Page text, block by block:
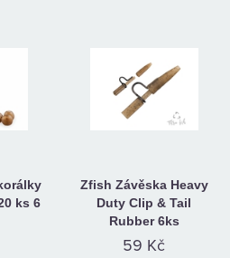
ks 6
Zfish Závěska Heavy
Duty Clip & Tail
Rubber 6ks
59 Kč